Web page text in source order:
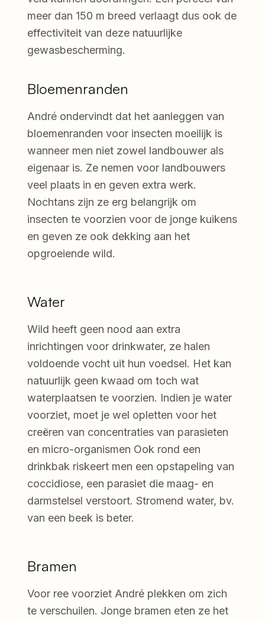
meer dan 150 m breed verlaagt dus ook de
effectiviteit van deze natuurlijke
gewasbescherming.
Bloemenranden
André ondervindt dat het aanleggen van
bloemenranden voor insecten moeilijk is
wanneer men niet zowel landbouwer als
eigenaar is. Ze nemen voor landbouwers
veel plaats in en geven extra werk.
Nochtans zijn ze erg belangrijk om
insecten te voorzien voor de jonge kuikens
en geven ze ook dekking aan het
opgroeiende wild.
Water
Wild heeft geen nood aan extra
inrichtingen voor drinkwater, ze halen
voldoende vocht uit hun voedsel. Het kan
natuurlijk geen kwaad om toch wat
waterplaatsen te voorzien. Indien je water
voorziet, moet je wel opletten voor het
creëren van concentraties van parasieten
en micro-organismen Ook rond een
drinkbak riskeert men een opstapeling van
coccidiose, een parasiet die maag- en
darmstelsel verstoort. Stromend water, bv.
van een beek is beter.
Bramen
Voor ree voorziet André plekken om zich
te verschuilen. Jonge bramen eten ze het